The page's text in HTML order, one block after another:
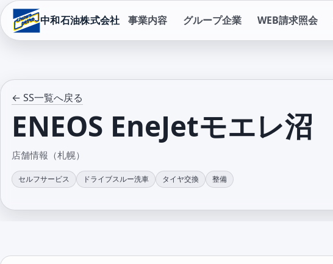
中和石油株式会社 事業内容 グループ企業 WEB請求照会
← SS一覧へ戻る
ENEOS EneJetモエレ沼
店舗情報（札幌）
セルフサービス ドライブスルー洗車 タイヤ交換 整備